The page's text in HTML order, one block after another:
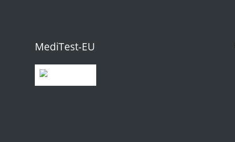
MediTest-EU